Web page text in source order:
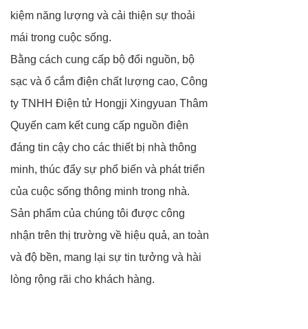
kiệm năng lượng và cải thiện sự thoải
mái trong cuộc sống.
Bằng cách cung cấp bộ đổi nguồn, bộ
sạc và ổ cắm điện chất lượng cao, Công
ty TNHH Điện tử Hongji Xingyuan Thâm
Quyến cam kết cung cấp nguồn điện
đáng tin cậy cho các thiết bị nhà thông
minh, thúc đẩy sự phổ biến và phát triển
của cuộc sống thông minh trong nhà.
Sản phẩm của chúng tôi được công
nhận trên thị trường về hiệu quả, an toàn
và độ bền, mang lại sự tin tưởng và hài
lòng rộng rãi cho khách hàng.